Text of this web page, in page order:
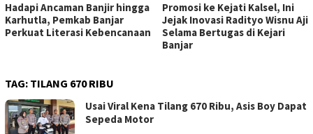
Hadapi Ancaman Banjir hingga
Karhutla, Pemkab Banjar
Perkuat Literasi Kebencanaan
Promosi ke Kejati Kalsel, Ini
Jejak Inovasi Radityo Wisnu Aji
Selama Bertugas di Kejari
Banjar
TAG: TILANG 670 RIBU
Usai Viral Kena Tilang 670 Ribu, Asis Boy Dapat
Sepeda Motor